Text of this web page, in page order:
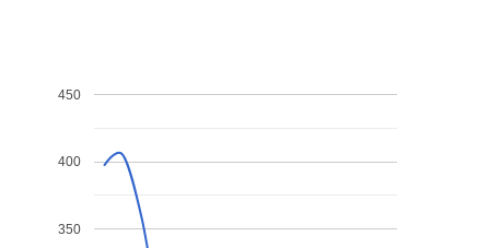
350
400
450